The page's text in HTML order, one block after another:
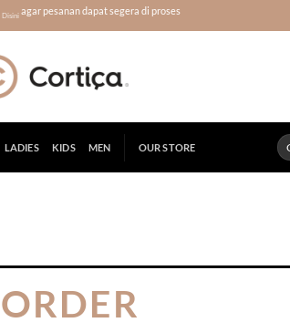
Disini agar pesanan dapat segera di proses
LADIES KIDS MEN OUR STORE